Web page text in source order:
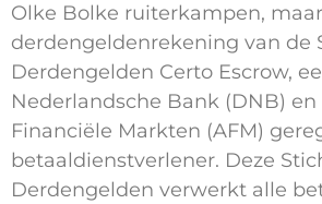
Olke Bolke ruiterkampen,
derdengeldenrekening van de
Derdengelden Certo Escrow,
Nederlandsche Bank (DNB)
Financiële Markten (AFM)
betaaldienstverlener. Deze
Derdengelden verwerkt alle